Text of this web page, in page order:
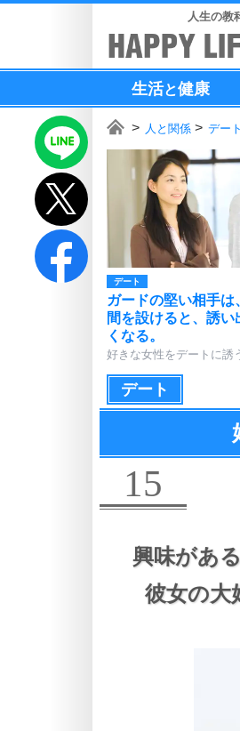
人生の教
生活と健康
人と関係 デート
デート
ガードの堅い相手は
間を設けると、誘い
くなる。
好きな女性をデートに誘
デート
15
興味があ
彼女の大